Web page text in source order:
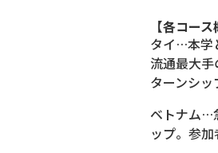
【各コース
タイ…本学
流通最大
ターンシッ
ベトナム…
ップ。参